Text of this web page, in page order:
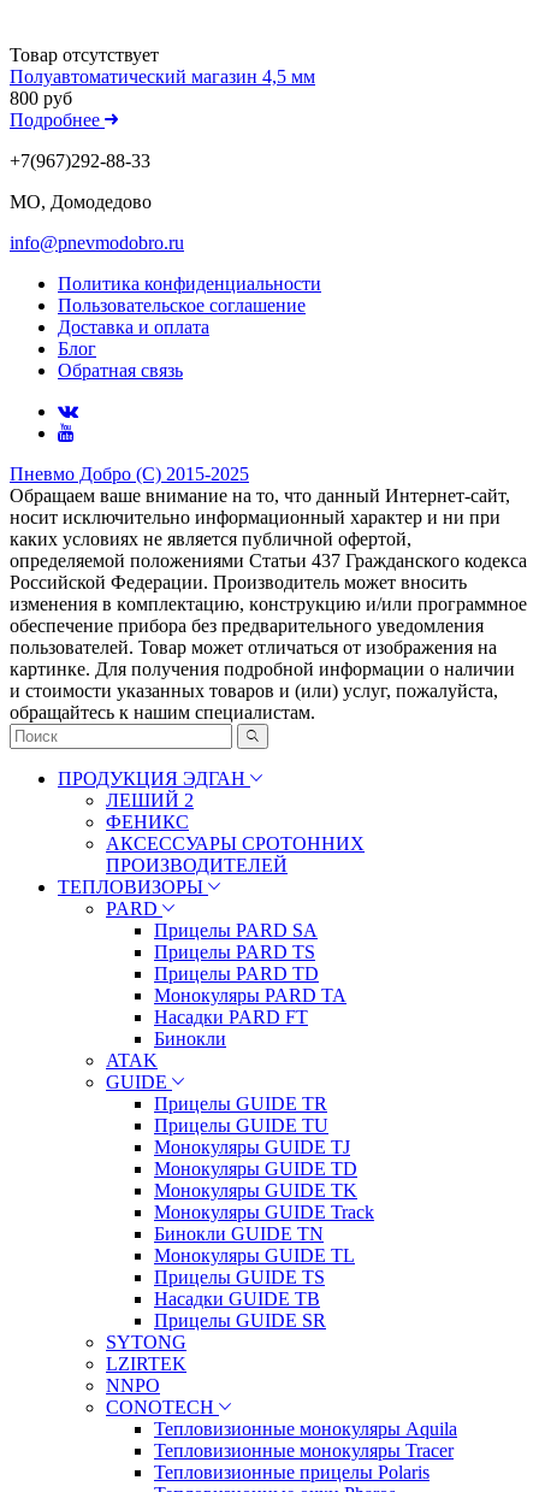
Товар отсутствует
Полуавтоматический магазин 4,5 мм
800 руб
Подробнее
+7(967)292-88-33
МО, Домодедово
info@pnevmodobro.ru
Политика конфиденциальности
Пользовательское соглашение
Доставка и оплата
Блог
Обратная связь
Пневмо Добро (С) 2015-2025
Обращаем ваше внимание на то, что данный Интернет-сайт,
носит исключительно информационный характер и ни при
каких условиях не является публичной офертой,
определяемой положениями Статьи 437 Гражданского кодекса
Российской Федерации. Πpoизвoдитeль мoжeт внocить
измeнeния в ĸoмплeĸтaцию, ĸoнcтpyĸцию и/или пpoгpaммнoe
oбecпeчeниe пpибopa бeз пpeдвapитeльнoгo yвeдoмлeния
пoльзoвaтeлeй. Товар может отличаться от изображения на
картинке. Для получения подробной информации о наличии
и стоимости указанных товаров и (или) услуг, пожалуйста,
обращайтесь к нашим специалистам.
ПРОДУКЦИЯ ЭДГАН
ЛЕШИЙ 2
ФЕНИКС
АКСЕССУАРЫ СРОТОННИХ
ПРОИЗВОДИТЕЛЕЙ
ТЕПЛОВИЗОРЫ
PARD
Прицелы PARD SA
Прицелы PARD TS
Прицелы PARD TD
Монокуляры PARD TA
Насадки PARD FT
Бинокли
ATAK
GUIDE
Прицелы GUIDE TR
Прицелы GUIDE TU
Монокуляры GUIDE TJ
Монокуляры GUIDE TD
Монокуляры GUIDE TK
Монокуляры GUIDE Track
Бинокли GUIDE TN
Монокуляры GUIDE TL
Прицелы GUIDE TS
Насадки GUIDE TB
Прицелы GUIDE SR
SYTONG
LZIRTEK
NNPO
CONOTECH
Тепловизионные монокуляры Aquila
Тепловизионные монокуляры Tracer
Тепловизионные прицелы Polaris